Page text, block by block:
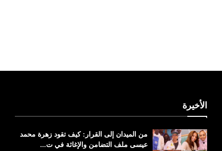
الأخيرة
من الميدان إلى القرار: كيف تقود زهرة محمد
عيسى ملف التضامن والإغاثة في ت...